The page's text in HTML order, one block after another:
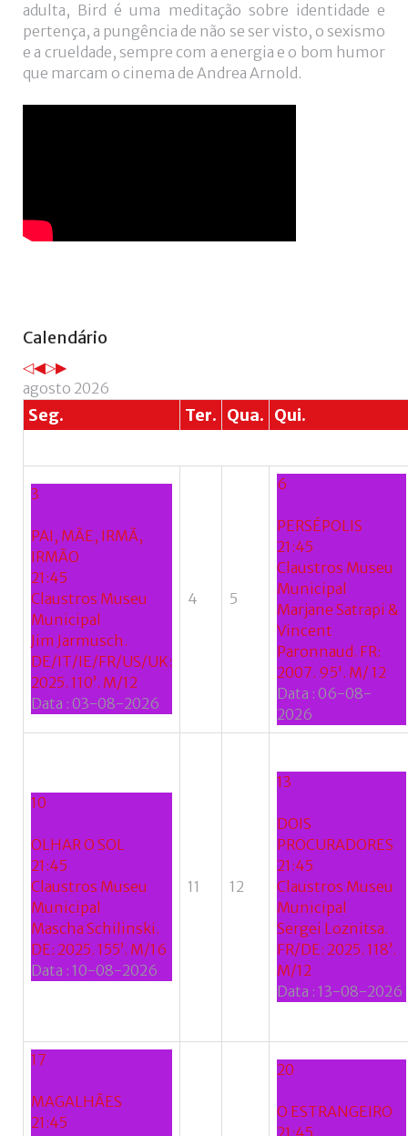
adulta, Bird é uma meditação sobre identidade e
pertença, a pungência de não se ser visto, o sexismo
e a crueldade, sempre com a energia e o bom humor
que marcam o cinema de Andrea Arnold.
Calendário
AnoMês
Próximo
Próximo
agosto 2026
Seg. Ter. Qua. Qui.
3
PAI, MÃE, IRMÃ,
IRMÃO
21:45
Claustros Museu
Municipal
Jim Jarmusch.
DE/IT/IE/FR/US/UK:
2025. 110’. M/12
Data : 03-08-2026
4 5
6
PERSÉPOLIS
21:45
Claustros Museu
Municipal
Marjane Satrapi &
Vincent
Paronnaud. FR:
2007. 95'. M/ 12
Data : 06-08-
2026
10
OLHAR O SOL
21:45
Claustros Museu
Municipal
Mascha Schilinski.
DE: 2025. 155’. M/16
Data : 10-08-2026
11 12
13
DOIS
PROCURADORES
21:45
Claustros Museu
Municipal
Sergei Loznitsa.
FR/DE: 2025. 118’.
M/12
Data : 13-08-2026
17
MAGALHÃES
21:45
20
O ESTRANGEIRO